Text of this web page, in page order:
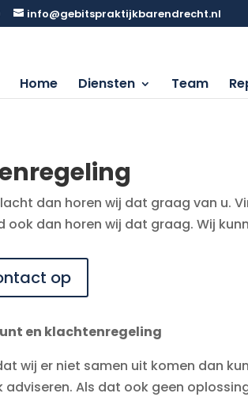
info@gebitspraktijkbarendrecht.nl
Home Diensten Team
dan horen wij dat graag van u.
ook dan horen wij dat graag. Wij
op
en klachtenregeling
wij er niet samen uit komen dan
adviseren. Als dat ook geen